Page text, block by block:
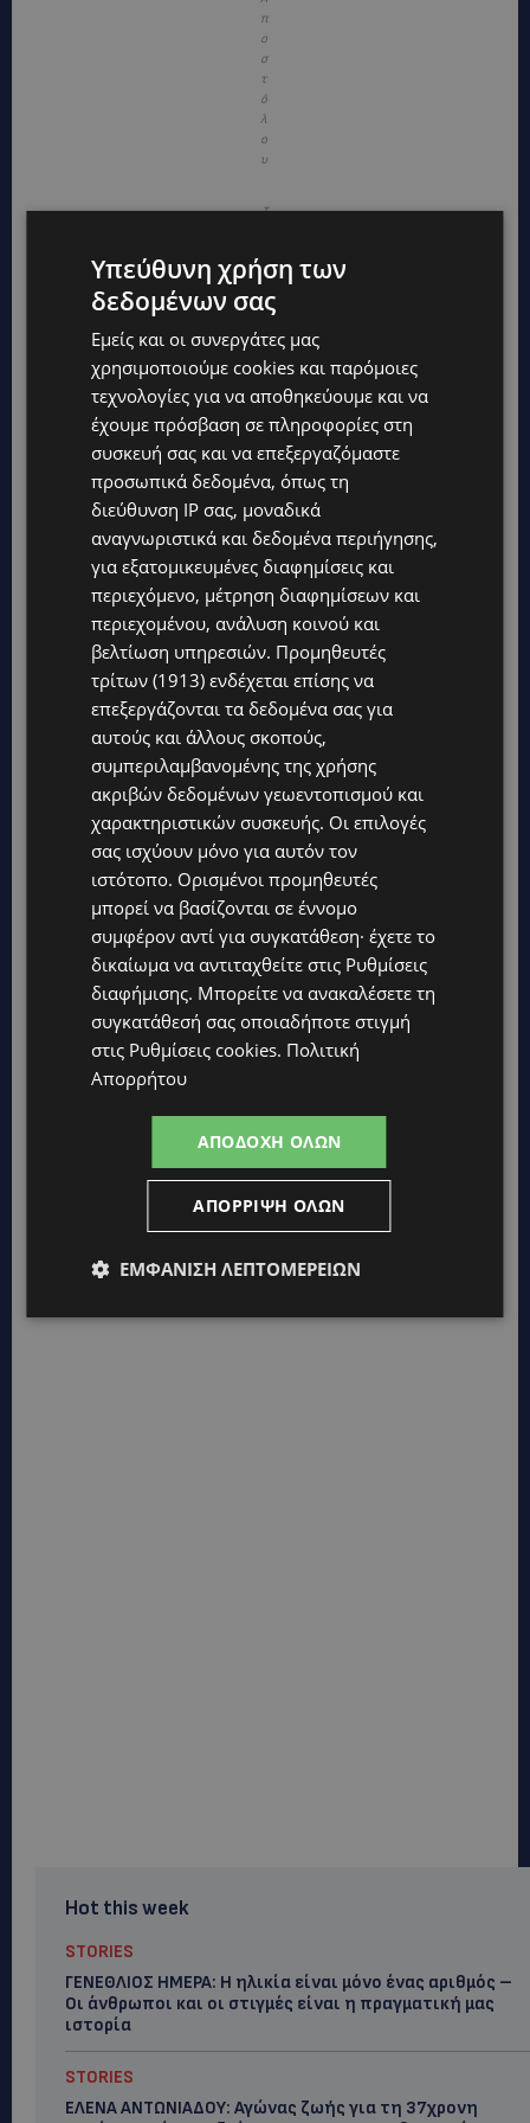
π
ο
σ
τ
ό
λ
ο
υ
Τ
έ
α
ς
β
π
τ
σ
η
ς
τ
α
τ
ο
μ
τ
ά
ι
Hot this week
STORIES
ΓΕΝΕΘΛΙΟΣ ΗΜΕΡΑ: Η ηλικία είναι μόνο ένας αριθμός –
Οι άνθρωποι και οι στιγμές είναι η πραγματική μας
ιστορία
STORIES
ΕΛΕΝΑ ΑΝΤΩΝΙΑΔΟΥ: Αγώνας ζωής για τη 37χρονη
Υπεύθυνη χρήση των
δεδομένων σας
Εμείς και οι συνεργάτες μας
χρησιμοποιούμε cookies και παρόμοιες
τεχνολογίες για να αποθηκεύουμε και να
έχουμε πρόσβαση σε πληροφορίες στη
συσκευή σας και να επεξεργαζόμαστε
προσωπικά δεδομένα, όπως τη
διεύθυνση IP σας, μοναδικά
αναγνωριστικά και δεδομένα περιήγησης,
για εξατομικευμένες διαφημίσεις και
περιεχόμενο, μέτρηση διαφημίσεων και
περιεχομένου, ανάλυση κοινού και
βελτίωση υπηρεσιών. Προμηθευτές
τρίτων (1913) ενδέχεται επίσης να
επεξεργάζονται τα δεδομένα σας για
αυτούς και άλλους σκοπούς,
συμπεριλαμβανομένης της χρήσης
ακριβών δεδομένων γεωεντοπισμού και
χαρακτηριστικών συσκευής. Οι επιλογές
σας ισχύουν μόνο για αυτόν τον
ιστότοπο. Ορισμένοι προμηθευτές
μπορεί να βασίζονται σε έννομο
συμφέρον αντί για συγκατάθεση· έχετε το
δικαίωμα να αντιταχθείτε στις Ρυθμίσεις
διαφήμισης. Μπορείτε να ανακαλέσετε τη
συγκατάθεσή σας οποιαδήποτε στιγμή
στις Ρυθμίσεις cookies. Πολιτική
Απορρήτου
ΑΠΟΔΟΧΉ ΌΛΩΝ
ΑΠΌΡΡΙΨΗ ΌΛΩΝ
ΕΜΦΆΝΙΣΗ ΛΕΠΤΟΜΕΡΕΙΏΝ